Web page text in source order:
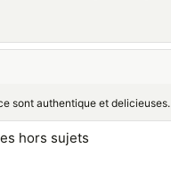
sont authentique et delicieuses.
hors sujets